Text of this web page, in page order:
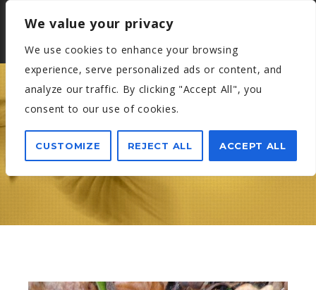
We value your privacy
We use cookies to enhance your browsing
experience, serve personalized ads or content, and
analyze our traffic. By clicking "Accept All", you
consent to our use of cookies.
CUSTOMIZE REJECT ALL ACCEPT ALL
Posts Tagged :
UTAK